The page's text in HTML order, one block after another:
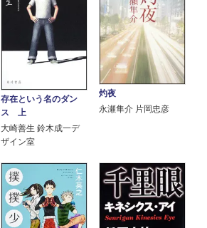
存在という名のダン
ス 上
大崎善生 鈴木成一デ
ザイン室
灼夜
永瀬隼介 片岡忠彦